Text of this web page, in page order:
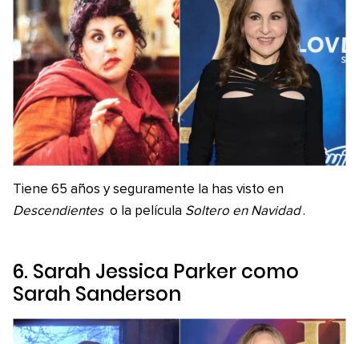
Tiene 65 años y seguramente la has visto en
Descendientes o la película Soltero en Navidad .
6. Sarah Jessica Parker como
Sarah Sanderson